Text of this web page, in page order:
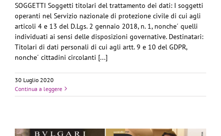
SOGGETTI Soggetti titolari del trattamento dei dati: I soggetti
operanti nel Servizio nazionale di protezione civile di cui agli
articoli 4 e 13 del D.Lgs. 2 gennaio 2018, n. 1, nonche´ quelli
individuati ai sensi delle disposizioni governative. Destinatari:
Titolari di dati personali di cui agli artt. 9 e 10 del GDPR,
nonche´ cittadini circolanti [...]
30 Luglio 2020
Continua a leggere